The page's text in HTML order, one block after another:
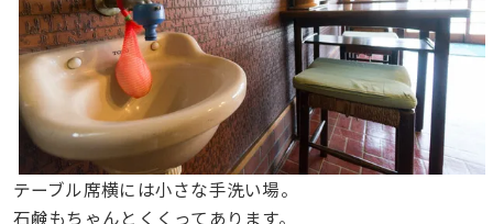
テーブル席横には小さな手洗い場。
石鹸もちゃんとくくってあります。